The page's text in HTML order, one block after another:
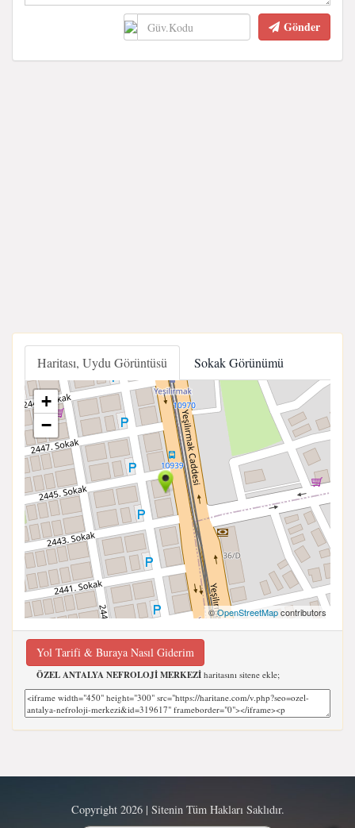
Gönder
Haritası, Uydu Görüntüsü Sokak Görünümü
+
−
©OpenStreetMapcontributors
Yol Tarifi & Buraya Nasıl Giderim
ÖZEL ANTALYA NEFROLOJİ MERKEZİ haritasını sitene ekle;
Copyright 2026 | Sitenin Tüm Hakları Saklıdır.